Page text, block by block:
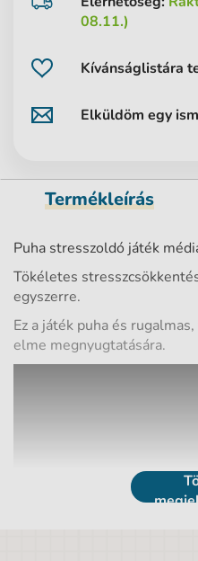
Kívánságlistára
Elküldöm egy
08.11.)
Termékleírás
Puha stresszoldó játék
Tökéletes
egyszerre.
Ez a játék puha és
elme megnyugtatására.